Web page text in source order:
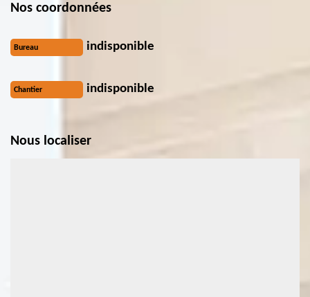
Nos coordonnées
Bureau indisponible
Chantier indisponible
Nous localiser